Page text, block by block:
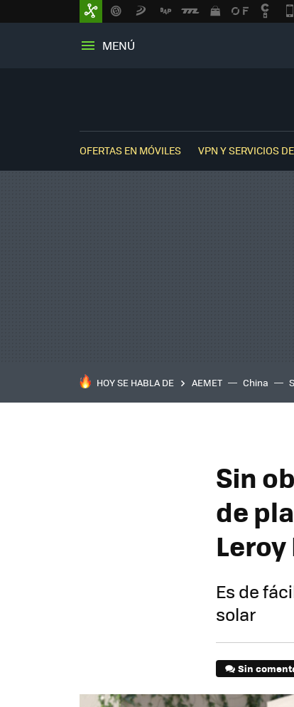
MENÚ
OFERTAS EN MÓVILES VPN Y SERVICIOS
HOY SE HABLA DE AEMET China
Sin
de
Es de
solar
Sin